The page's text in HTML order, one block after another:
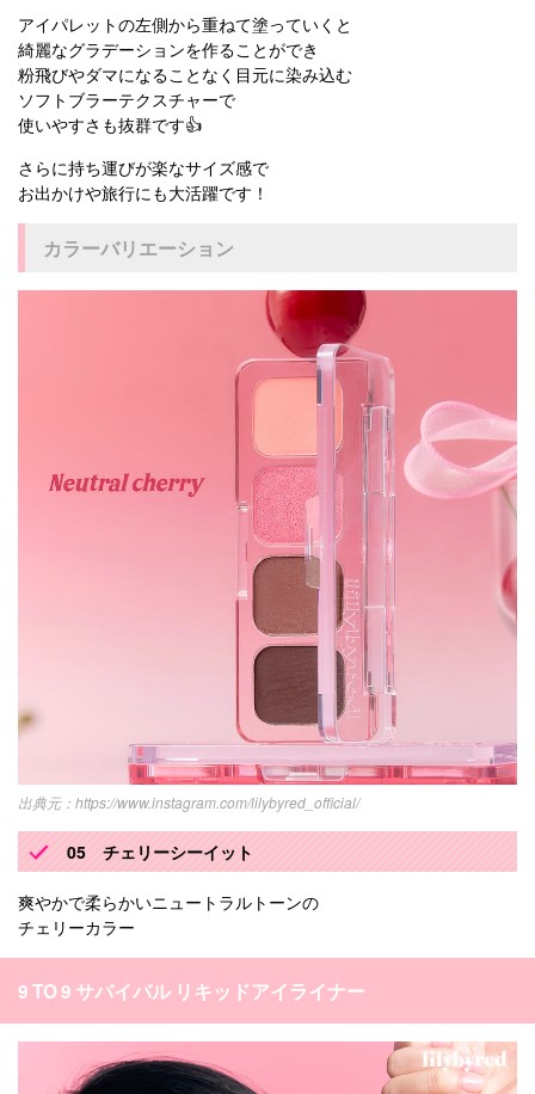
アイパレットの左側から重ねて塗っていくと
綺麗なグラデーションを作ることができ
粉飛びやダマになることなく目元に染み込む
ソフトブラーテクスチャーで
使いやすさも抜群です👍
さらに持ち運びが楽なサイズ感で
お出かけや旅行にも大活躍です！
カラーバリエーション
https://www.instagram.com/lilybyred_official/
05 チェリーシーイット
爽やかで柔らかいニュートラルトーンの
チェリーカラー
9 TO 9 サバイバル リキッドアイライナー